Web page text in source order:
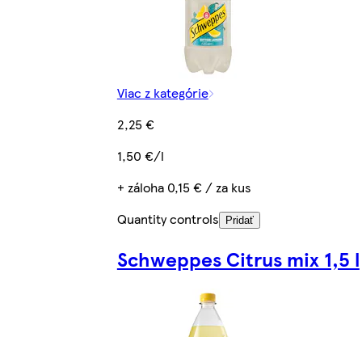
Viac z kategórie
2,25 €
1,50 €/l
+ záloha 0,15 € / za kus
Quantity controls
Pridať
Schweppes Citrus mix 1,5 l